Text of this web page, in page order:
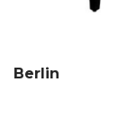
Berlin